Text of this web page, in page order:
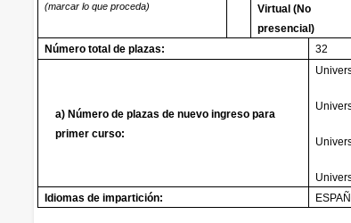
(marcar lo que proceda)
Virtual (No
presencial)
Número total de plazas: 32
a) Número de plazas de nuevo ingreso para
primer curso:
Idiomas de impartición: